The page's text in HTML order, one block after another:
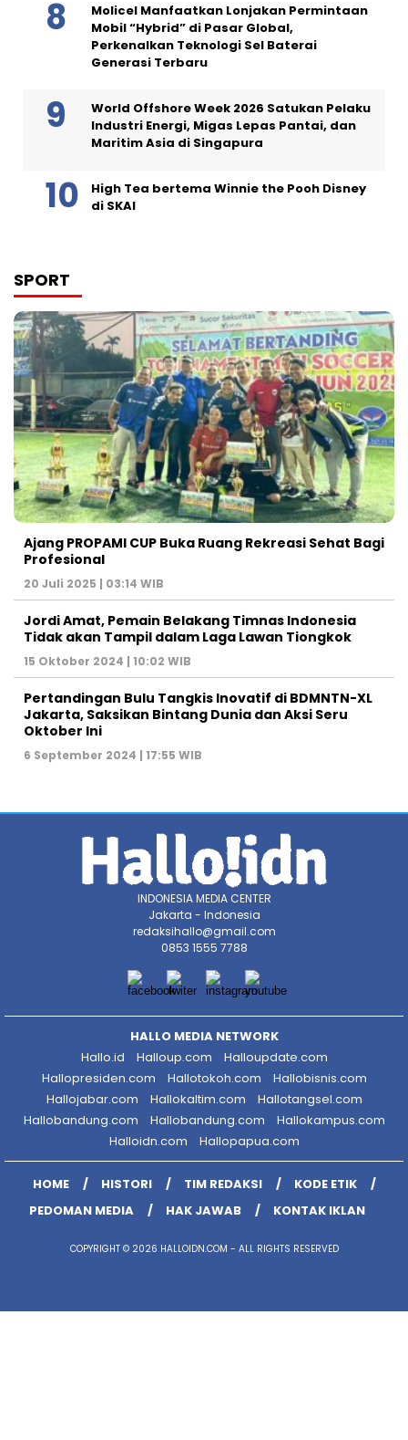
Molicel Manfaatkan Lonjakan Permintaan
Mobil “Hybrid” di Pasar Global,
Perkenalkan Teknologi Sel Baterai
Generasi Terbaru
World Offshore Week 2026 Satukan Pelaku
Industri Energi, Migas Lepas Pantai, dan
Maritim Asia di Singapura
High Tea bertema Winnie the Pooh Disney
di SKAI
SPORT
Ajang PROPAMI CUP Buka Ruang Rekreasi Sehat Bagi
Profesional
20 Juli 2025 | 03:14 WIB
Jordi Amat, Pemain Belakang Timnas Indonesia
Tidak akan Tampil dalam Laga Lawan Tiongkok
15 Oktober 2024 | 10:02 WIB
Pertandingan Bulu Tangkis Inovatif di BDMNTN-XL
Jakarta, Saksikan Bintang Dunia dan Aksi Seru
Oktober Ini
6 September 2024 | 17:55 WIB
INDONESIA MEDIA CENTER
Jakarta - Indonesia
redaksihallo@gmail.com
0853 1555 7788
HALLO MEDIA NETWORK
Hallo.id
Halloup.com
Halloupdate.com
Hallopresiden.com
Hallotokoh.com
Hallobisnis.com
Hallojabar.com
Hallokaltim.com
Hallotangsel.com
Hallobandung.com
Hallobandung.com
Hallokampus.com
Halloidn.com
Hallopapua.com
HOME HISTORI TIM REDAKSI
KODE ETIK
PEDOMAN MEDIA
HAK JAWAB KONTAK IKLAN
COPYRIGHT © 2026 HALLOIDN.COM - ALL RIGHTS RESERVED